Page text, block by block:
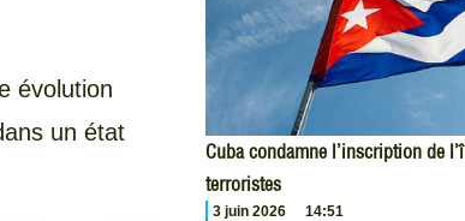
évolution
un état
Cuba condamne l’inscription de
terroristes
3 juin 2026 14:51